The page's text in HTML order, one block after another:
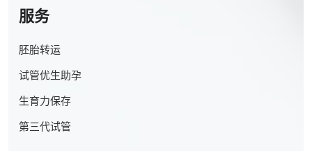
服务
胚胎转运
试管优生助孕
生育力保存
第三代试管